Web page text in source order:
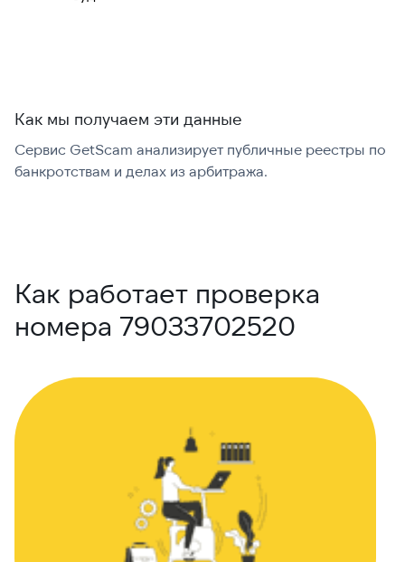
международно:
Как мы получаем эти данные
Сервис GetScam анализирует публичные реестры по
банкротствам и делах из арбитража.
Как работает проверка
номера 79033702520